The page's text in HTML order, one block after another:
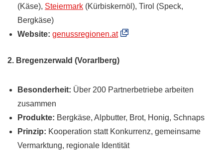
(Käse), Steiermark (Kürbiskernöl), Tirol (Speck,
Bergkäse)
Website: genussregionen.at
2. Bregenzerwald (Vorarlberg)
Besonderheit: Über 200 Partnerbetriebe arbeiten
zusammen
Produkte: Bergkäse, Alpbutter, Brot, Honig, Schnaps
Prinzip: Kooperation statt Konkurrenz, gemeinsame
Vermarktung, regionale Identität